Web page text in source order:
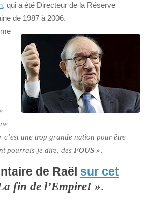
, qui a été Directeur de la Réserve
de 1987 à 2006.
c’est une trop grande nation pour être
pourrais-je dire, des FOUS ».
de Raël sur cet
fin de l’Empire! ».